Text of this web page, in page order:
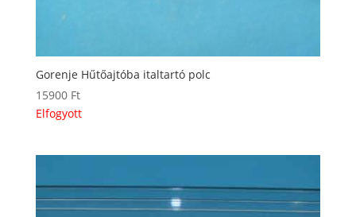
Gorenje Hűtőajtóba italtartó polc
15900 Ft
Elfogyott